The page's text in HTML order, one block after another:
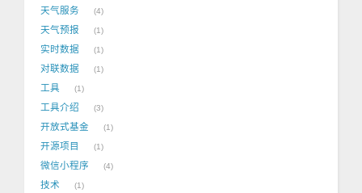
天气服务 4
天气预报 1
实时数据 1
对联数据 1
工具 1
工具介绍 3
开放式基金 1
开源项目 1
微信小程序 4
技术 1